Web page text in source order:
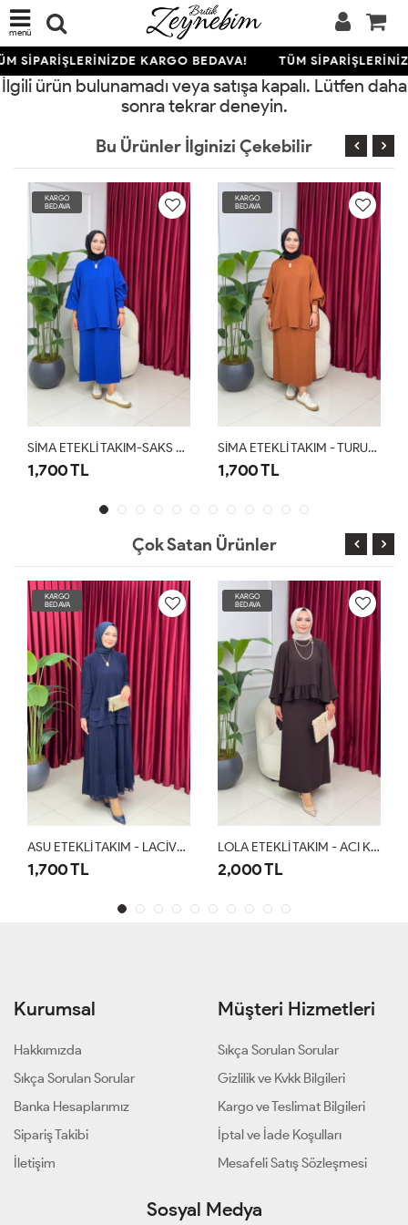
menü
SİPARİŞLERİNİZDE KARGO BEDAVA! TÜM
İlgili ürün bulunamadı veya satışa kapalı. Lütfen daha
sonra tekrar deneyin.
Bu Ürünler İlginizi Çekebilir
KARGO
BEDAVA
1,700 TL
KARGO
BEDAVA
2,100 TL
Çok Satan Ürünler
ASU ETEKLİ TAKIM - LACİVERT
KARGO
BEDAVA
LOLA ETEKLİ TAKIM - ACI KAHVE
2,000 TL
KARGO
BEDAVA
1,500 TL
Kurumsal
Hakkımızda
Sıkça Sorulan Sorular
Banka Hesaplarımız
Sipariş Takibi
İletişim
Müşteri Hizmetleri
Sıkça Sorulan Sorular
Gizlilik ve Kvkk Bilgileri
Kargo ve Teslimat Bilgileri
İptal ve İade Koşulları
Mesafeli Satış Sözleşmesi
Sosyal Medya